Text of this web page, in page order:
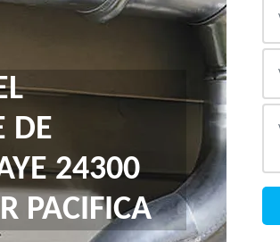
DE
24300
PACIFICA